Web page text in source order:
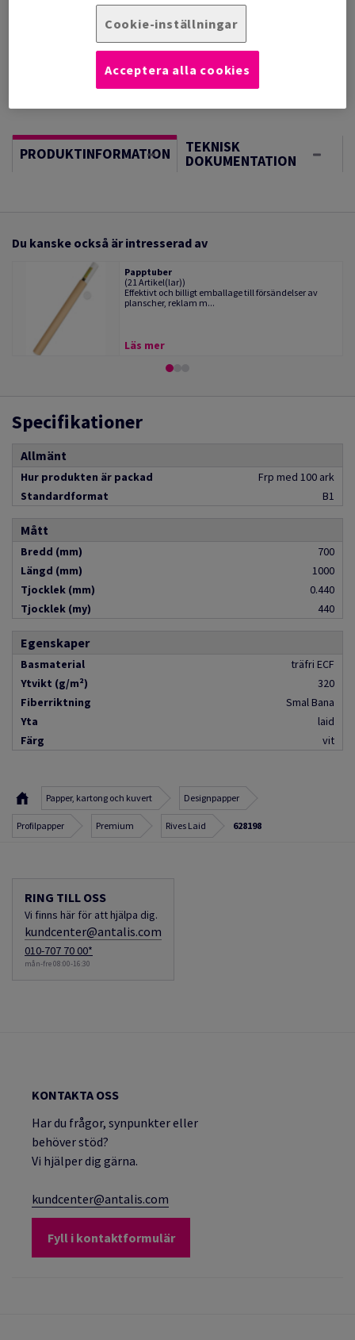
PRODUKTINFORMATION TEKNISK
DOKUMENTATION
Du kanske också är intresserad av
Papptuber
(21 Artikel(lar))
Effektivt och billigt emballage till försändelser av
planscher, reklam m...
Läs mer
Specifikationer
Allmänt
Hur produkten är packad
Frp med 100 ark
Standardformat
B1
Mått
Bredd (mm)
700
Längd (mm)
1000
Tjocklek (mm)
0.440
Tjocklek (my)
440
Egenskaper
Basmaterial
träfri ECF
Ytvikt (g/m²)
320
Fiberriktning
Smal Bana
Yta
laid
Färg
vit
Papper, kartong och kuvert Designpapper
Profilpapper Premium Rives Laid 628198
RING TILL OSS
Vi finns här för att hjälpa dig.
kundcenter@antalis.com
010-707 70 00*
mån-fre 08:00-16:30
KONTAKTA OSS
Har du frågor, synpunkter eller
behöver stöd?
Vi hjälper dig gärna.
kundcenter@antalis.com
Fyll i kontaktformulär
Cookie-inställningar
Acceptera alla cookies